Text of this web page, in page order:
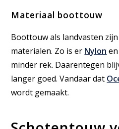
Materiaal boottouw
Boottouw als landvasten
materialen. Zo is er Nylon en
minder rek. Daarentegen
langer goed. Vandaar dat
wordt gemaakt.